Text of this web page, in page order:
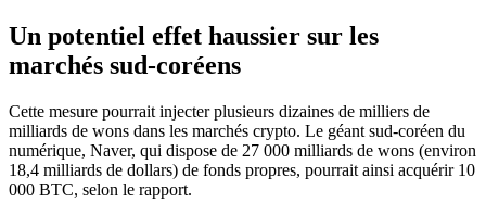
Un potentiel effet haussier sur les
marchés sud-coréens
Cette mesure pourrait injecter plusieurs dizaines de milliers de
milliards de wons dans les marchés crypto. Le géant sud-coréen du
numérique, Naver, qui dispose de 27 000 milliards de wons (environ
18,4 milliards de dollars) de fonds propres, pourrait ainsi acquérir 10
000 BTC, selon le rapport.